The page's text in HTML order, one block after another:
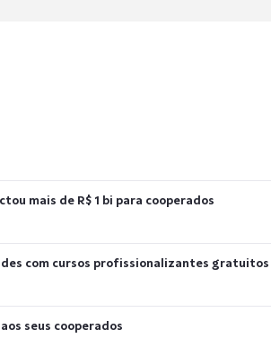
mais de R$ 1 bi para cooperados
com cursos profissionalizantes gratuitos
seus cooperados